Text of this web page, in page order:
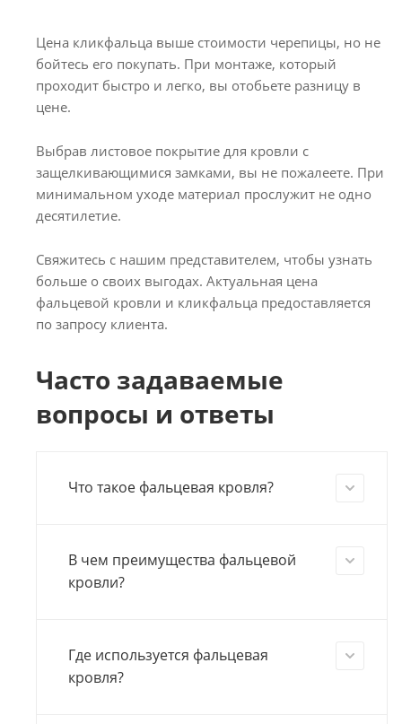
Цена кликфальца выше стоимости черепицы, но не
бойтесь его покупать. При монтаже, который
проходит быстро и легко, вы отобьете разницу в
цене.
Выбрав листовое покрытие для кровли с
защелкивающимися замками, вы не пожалеете. При
минимальном уходе материал прослужит не одно
десятилетие.
Свяжитесь с нашим представителем, чтобы узнать
больше о своих выгодах. Актуальная цена
фальцевой кровли и кликфальца предоставляется
по запросу клиента.
Часто задаваемые
вопросы и ответы
Что такое фальцевая кровля?
В чем преимущества фальцевой
кровли?
Где используется фальцевая
кровля?